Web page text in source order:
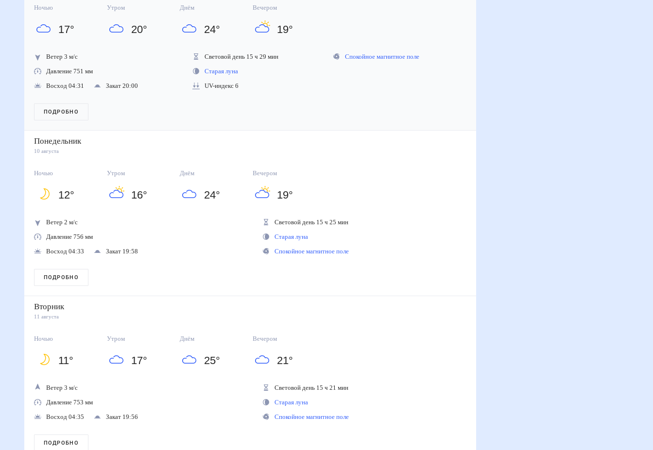
Ночью
17°
Утром
20°
Днём
24°
Вечером
19°
Ветер 3 м/с
Давление 751 мм
Восход 04:31
Закат 20:00
Световой день 15 ч 29 мин
Старая луна
UV-индекс 6
Спокойное магнитное поле
ПОДРОБНО
Понедельник
10 августа
Ночью
12°
Утром
16°
Днём
24°
Вечером
19°
Ветер 2 м/с
Давление 756 мм
Восход 04:33
Закат 19:58
Световой день 15 ч 25 мин
Старая луна
Спокойное магнитное поле
ПОДРОБНО
Вторник
11 августа
Ночью
11°
Утром
17°
Днём
25°
Вечером
21°
Ветер 3 м/с
Давление 753 мм
Восход 04:35
Закат 19:56
Световой день 15 ч 21 мин
Старая луна
Спокойное магнитное поле
ПОДРОБНО